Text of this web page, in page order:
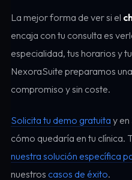
La mejor forma de ver si el
encaja con tu consulta es
especialidad, tus horarios y
NexoraSuite preparamos
compromiso y sin coste.
Solicita tu demo gratuita y
cómo quedaría en tu clínica.
nuestra solución específica
nuestros casos de éxito.